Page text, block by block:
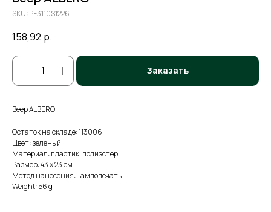
SKU: PF3110S1226
158,92 р.
Заказать
Веер ALBERO
Остаток на складе: 113006
Цвет: зеленый
Материал: пластик, полиэстер
Размер: 43 x 23 см
Метод нанесения: Тампопечать
Weight: 56 g